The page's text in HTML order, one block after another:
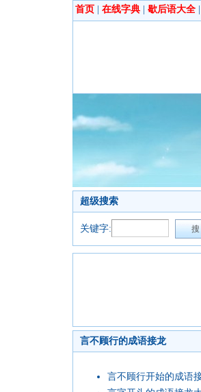
首页 在线字典 歇后语大全
超级搜索
关键字:
言不顾行的成语接龙
言不顾行开始的成语